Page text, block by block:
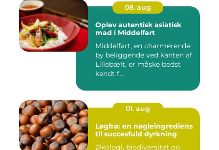
08. aug
Oplev autentisk asiatisk
mad i Middelfart
Middelfart, en charmerende
by beliggende ved kanten af
Lillebælt, er måske bedst
kendt f...
01. aug
Løgfrø: en nøgleingrediens
til succesfuld dyrkning
Økologi, biodiversitet og